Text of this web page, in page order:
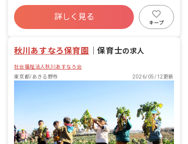
いずれかの勤務になります。（応募時に
ご相談ください。） 敬愛こども園：東京
都八王子市散田町5-3-1 敬愛たかお保育
3-53-1 敬愛ハーモニ一保育園：東京都八
園：東京都八王子市散田町5-8-20 敬愛シ
ンフォニー保育園：東京都八王子市散田
京都八王子市上柚木3-7 敬愛きたの保育
園：東京都八王子市北野町545-3 多摩境
敬愛保育園：東京都町田市小山町4464
敬愛桃の実保育園：東京都町田市小山ヶ
丘3-28
車通勤可
ボーナス・賞与あり
有給
福利厚生充実
昇給昇進あり
産休育休制度
詳しく見る
キープ
秋川あすなろ保育園 ｜保育士の求人
社会福祉法人秋川あすなろ会
東京都/あきる野市
2026/05/12更新